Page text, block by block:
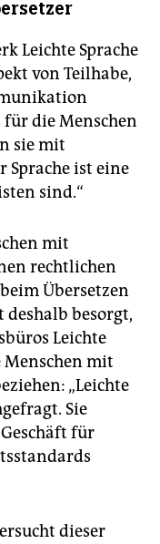
Leichte Sprache
von Teilhabe,
die Menschen
sie mit
Sprache ist eine
sind.“
mit
rechtlichen
Übersetzen
besorgt,
Leichte
Menschen mit
„Leichte
Sie
für
dieser